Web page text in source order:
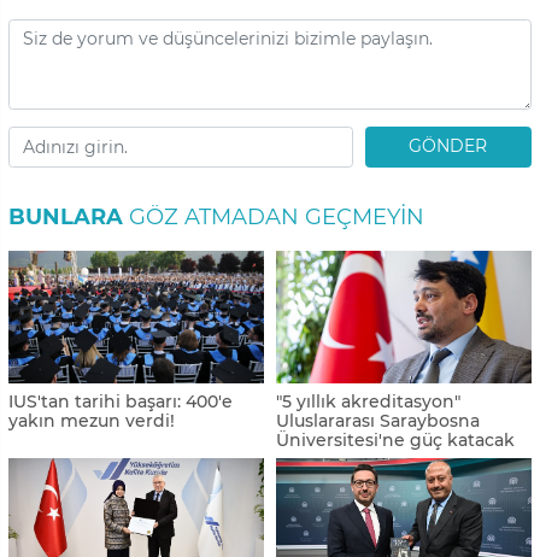
GÖNDER
BUNLARA GÖZ ATMADAN GEÇMEYIN
IUS'tan tarihi başarı: 400'e
yakın mezun verdi!
"5 yıllık akreditasyon"
Uluslararası Saraybosna
Üniversitesi'ne güç katacak